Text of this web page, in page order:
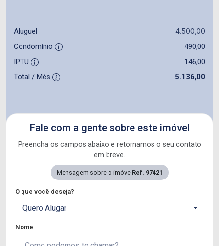
Aluguel 4.500,00
Condomínio
490,00
IPTU
146,00
Total / Mês
5.136,00
Fale com a gente sobre este imóvel
Preencha os campos abaixo e retornamos o seu contato
em breve.
Mensagem sobre o imóvel Ref. 97421
O que você deseja?
Quero Alugar
Nome